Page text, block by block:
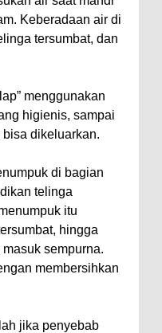
Keberadaan air di
tersumbat, dan
menggunakan
higienis, sampai
dikeluarkan.
di bagian
telinga
itu
hingga
sempurna.
membersihkan
jika penyebab